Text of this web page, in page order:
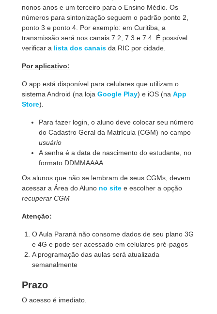
nonos anos e um terceiro para o Ensino Médio. Os
números para sintonização seguem o padrão ponto 2,
ponto 3 e ponto 4. Por exemplo: em Curitiba, a
transmissão será nos canais 7.2, 7.3 e 7.4. É possível
verificar a lista dos canais da RIC por cidade.
Por aplicativo:
O app está disponível para celulares que utilizam o
sistema Android (na loja Google Play) e iOS (na App
Store).
Para fazer login, o aluno deve colocar seu número
do Cadastro Geral da Matrícula (CGM) no campo
usuário
A senha é a data de nascimento do estudante, no
formato DDMMAAAA
Os alunos que não se lembram de seus CGMs, devem
acessar a Área do Aluno no site e escolher a opção
recuperar CGM
Atenção:
O Aula Paraná não consome dados de seu plano 3G
e 4G e pode ser acessado em celulares pré-pagos
A programação das aulas será atualizada
semanalmente
Prazo
O acesso é imediato.